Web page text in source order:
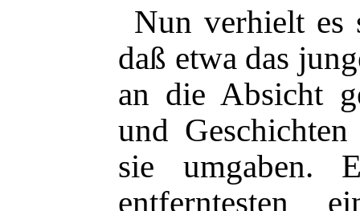
Nun verhielt es
daß etwa das
an die Absicht
und
sie
entferntesten